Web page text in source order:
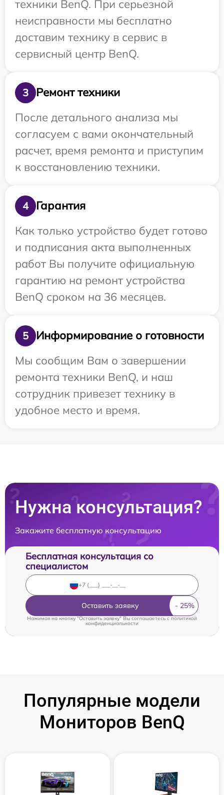
техники BenQ. При серьезной
неисправности мы бесплатно
доставим технику в сервис в
сервисный центр BenQ.
3
Ремонт техники
После детального анализа мы
согласуем с вами окончательный
расчет, время ремонта и приступим
к восстановлению техники.
4
Гарантия
Как только устройство будет готово
и подписания акта выполненных
работ Вы получите официальную
гарантию на ремонт устройства
BenQ сроком на 36 месяцев.
5
Информирование о готовности
Мы сообщим Вам о завершении
ремонта техники BenQ, и наш
сотрудник привезет технику в
удобное место и время.
Нужна консультация?
Закажите бесплатную консультацию
Бесплатная консультация со
специалистом
Оставить заявку
Нажимая на кнопку "Оставить заявку" Вы соглашаетесь cполитикой
конфиденциальности
Популярные модели
Мониторов BenQ